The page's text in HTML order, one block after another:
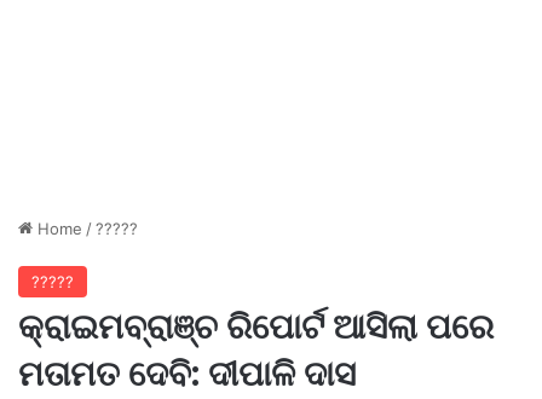
Home /?????
?????
କ୍ରାଇମବ୍ରାଞ୍ଚ ରିପୋର୍ଟ ଆସିଲା ପରେ
ମତାମତ ଦେବି: ଦୀପାଳି ଦାସ